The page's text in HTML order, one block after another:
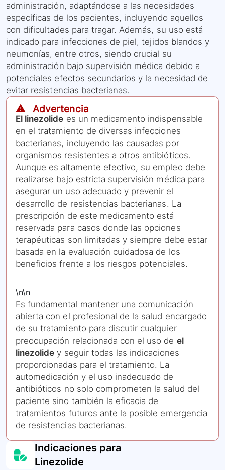
administración, adaptándose a las necesidades
específicas de los pacientes, incluyendo aquellos
con dificultades para tragar. Además, su uso está
indicado para infecciones de piel, tejidos blandos y
neumonías, entre otros, siendo crucial su
administración bajo supervisión médica debido a
potenciales efectos secundarios y la necesidad de
evitar resistencias bacterianas.
⚠️ Advertencia
El linezolide es un medicamento indispensable
en el tratamiento de diversas infecciones
bacterianas, incluyendo las causadas por
organismos resistentes a otros antibióticos.
Aunque es altamente efectivo, su empleo debe
realizarse bajo estricta supervisión médica para
asegurar un uso adecuado y prevenir el
desarrollo de resistencias bacterianas. La
prescripción de este medicamento está
reservada para casos donde las opciones
terapéuticas son limitadas y siempre debe estar
basada en la evaluación cuidadosa de los
beneficios frente a los riesgos potenciales.
\n\n
Es fundamental mantener una comunicación
abierta con el profesional de la salud encargado
de su tratamiento para discutir cualquier
preocupación relacionada con el uso de el
linezolide y seguir todas las indicaciones
proporcionadas para el tratamiento. La
automedicación y el uso inadecuado de
antibióticos no solo comprometen la salud del
paciente sino también la eficacia de
tratamientos futuros ante la posible emergencia
de resistencias bacterianas.
Indicaciones para
Linezolide